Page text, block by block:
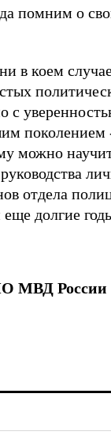
помним о
ни в коем
можно
отдела
еще долгие
МВД